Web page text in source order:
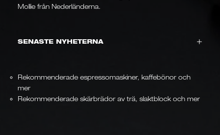
Mollie från Nederländerna.
SENASTE NYHETERNA
Rekommenderade espressomaskiner, kaffebönor och
mer
Rekommenderade skärbrädor av trä, slaktblock och mer